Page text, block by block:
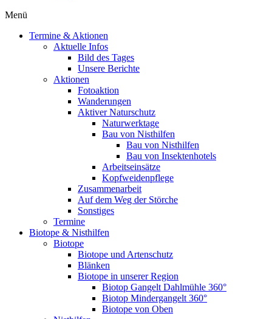
Menü
Termine & Aktionen
Aktuelle Infos
Bild des Tages
Unsere Berichte
Aktionen
Fotoaktion
Wanderungen
Aktiver Naturschutz
Naturwerktage
Bau von Nisthilfen
Bau von Nisthilfen
Bau von Insektenhotels
Arbeitseinsätze
Kopfweidenpflege
Zusammenarbeit
Auf dem Weg der Störche
Sonstiges
Termine
Biotope & Nisthilfen
Biotope
Biotope und Artenschutz
Blänken
Biotope in unserer Region
Biotop Gangelt Dahlmühle 360°
Biotop Mindergangelt 360°
Biotope von Oben